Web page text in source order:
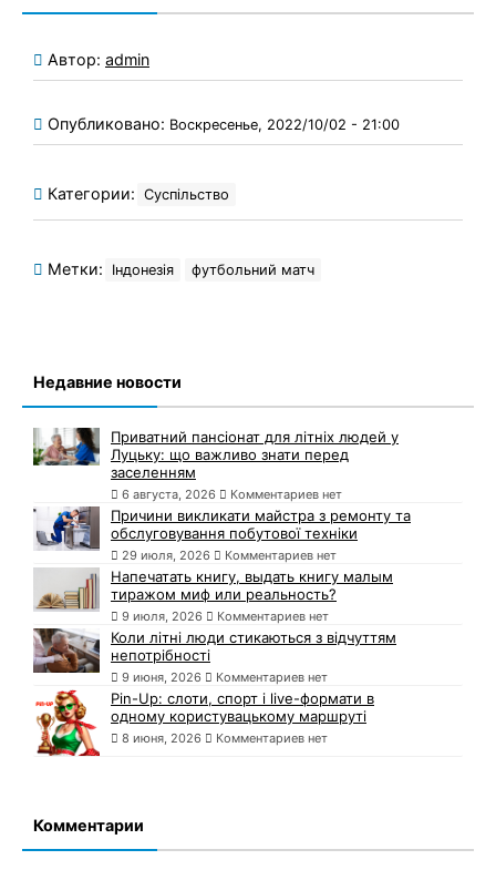
Автор: admin
Опубликовано: Воскресенье, 2022/10/02 - 21:00
Категории: Суспільство
Метки: Індонезія футбольний матч
Недавние новости
Приватний пансіонат для літніх людей у
Луцьку: що важливо знати перед
заселенням
6 августа, 2026 Комментариев нет
Причини викликати майстра з ремонту та
обслуговування побутової техніки
29 июля, 2026 Комментариев нет
Напечатать книгу, выдать книгу малым
тиражом миф или реальность?
9 июля, 2026 Комментариев нет
Коли літні люди стикаються з відчуттям
непотрібності
9 июня, 2026 Комментариев нет
Pin-Up: слоти, спорт і live-формати в
одному користувацькому маршруті
8 июня, 2026 Комментариев нет
Комментарии